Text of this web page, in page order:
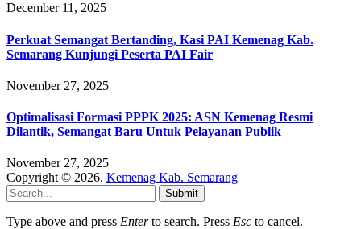
December 11, 2025
Perkuat Semangat Bertanding, Kasi PAI Kemenag Kab.
Semarang Kunjungi Peserta PAI Fair
November 27, 2025
Optimalisasi Formasi PPPK 2025: ASN Kemenag Resmi
Dilantik, Semangat Baru Untuk Pelayanan Publik
November 27, 2025
Copyright © 2026. Kemenag Kab. Semarang
Submit
Type above and press Enterto search. Press Esc to cancel.